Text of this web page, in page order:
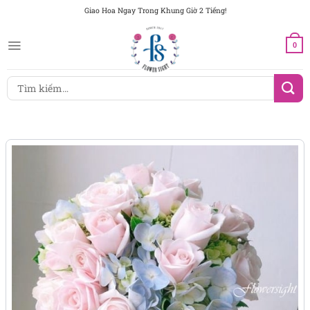
dung
Giao Hoa Ngay Trong Khung Giờ 2 Tiếng!
0
Tìm
kiếm: